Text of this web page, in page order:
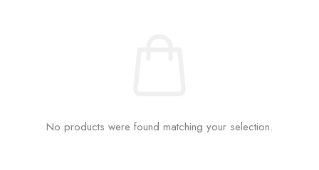
No products were found matching your selection.